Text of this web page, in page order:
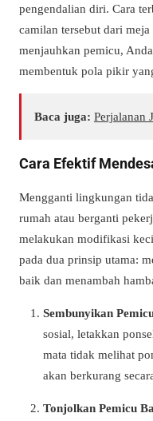
pengendalian diri. Cara
camilan tersebut dari
menjauhkan pemicu,
membentuk pola pikir
Baca juga: Perjalanan
Cara Efektif
Mengganti lingkungan
rumah atau berganti
melakukan modifikasi
pada dua prinsip utama:
baik dan menambah
Sembunyikan
sosial, letakkan
mata tidak melihat
akan berkurang
Tonjolkan Pemicu